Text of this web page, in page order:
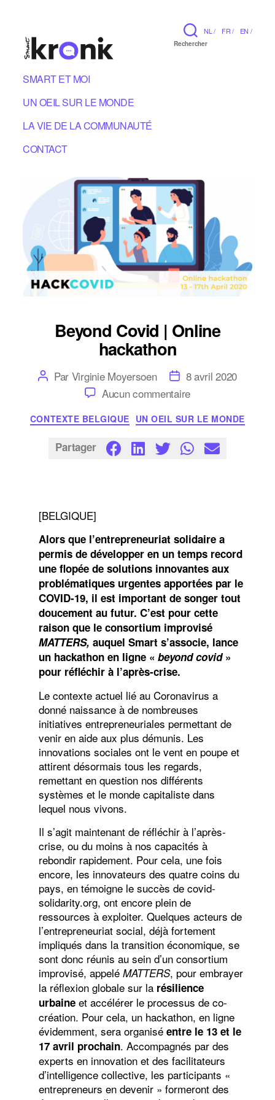
NL / FR / EN /
Rechercher
SMART ET MOI
UN OEIL SUR LE MONDE
LA VIE DE LA COMMUNAUTÉ
CONTACT
Beyond Covid | Online
hackathon
Auteur
de
Par Virginie Moyersoen Date
de
l’article
8 avril 2020
Aucun commentairesur
Covid
|
hackathon
Catégories
CONTEXTE BELGIQUE UN OEIL SUR LE MONDE
Partager
[BELGIQUE]
Alors que l’entrepreneuriat solidaire a
permis de développer en un temps record
une flopée de solutions innovantes aux
problématiques urgentes apportées par le
COVID-19, il est important de songer tout
doucement au futur. C’est pour cette
raison que le consortium improvisé
MATTERS, auquel Smart s’associe, lance
un hackathon en ligne « beyond covid»
pour réfléchir à l’après-crise.
Le contexte actuel lié au Coronavirus a
donné naissance à de nombreuses
initiatives entrepreneuriales permettant de
venir en aide aux plus démunis. Les
innovations sociales ont le vent en poupe et
attirent désormais tous les regards,
remettant en question nos différents
systèmes et le monde capitaliste dans
lequel nous vivons.
Il s’agit maintenant de réfléchir à l’après-
crise, ou du moins à nos capacités à
rebondir rapidement. Pour cela, une fois
encore, les innovateurs des quatre coins du
pays, en témoigne le succès de covid-
solidarity.org, ont encore plein de
ressources à exploiter. Quelques acteurs de
l’entrepreneuriat social, déjà fortement
impliqués dans la transition économique, se
sont donc réunis au sein d’un consortium
improvisé, appelé MATTERS, pour embrayer
la réflexion globale sur la résilience
urbaineet accélérer le processus de co-
création. Pour cela, un hackathon, en ligne
évidemment, sera organisé entre le 13 et le
17 avril prochain. Accompagnés par des
experts en innovation et des facilitateurs
d’intelligence collective, les participants «
entrepreneurs en devenir » formeront des